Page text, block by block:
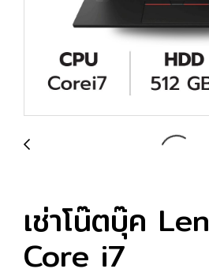
เช่าโน๊ตบุ๊ค
Core i7